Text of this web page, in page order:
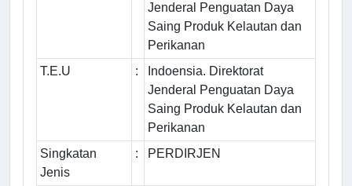
Jenderal Penguatan Daya
Saing Produk Kelautan dan
Perikanan
T.E.U
:
Indoensia. Direktorat
Jenderal Penguatan Daya
Saing Produk Kelautan dan
Perikanan
Singkatan
Jenis
: PERDIRJEN